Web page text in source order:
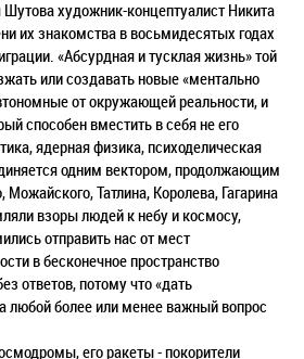
Шутова художник-концептуалист Никита
их знакомства в восьмидесятых годах
«Абсурдная и тусклая жизнь» той
или создавать новые «ментально
от окружающей реальности, и
способен вместить в себя не его
ядерная физика, психоделическая
одним вектором, продолжающим
Татлина, Королева, Гагарина
взоры людей к небу и космосу,
отправить нас от мест
в бесконечное пространство
ответов, потому что «дать
любой более или менее важный вопрос
его ракеты - покорители